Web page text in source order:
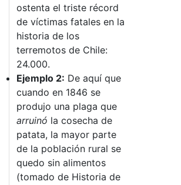
ostenta el triste récord
de víctimas fatales en la
historia de los
terremotos de Chile:
24.000.
Ejemplo 2: De aquí que
cuando en 1846 se
produjo una plaga que
arruinó la cosecha de
patata, la mayor parte
de la población rural se
quedo sin alimentos
(tomado de Historia de